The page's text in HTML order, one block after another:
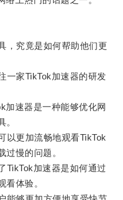
究竟是如何帮助他们更
家TikTok加速器的研发
速器是一种能够优化网
。
更加流畅地观看TikTok
过慢的问题。
加速器是如何通过
看体验。